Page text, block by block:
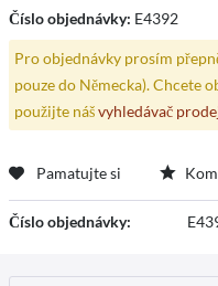
Číslo objednávky: E4392
Pro objednávky prosím
pouze do Německa). Chcete
použijte nášvyhledávač
Pamatujte si
Číslo objednávky: